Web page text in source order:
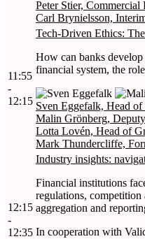
Peter Stier,
Carl Brynielsson,
11:55
-
12:15
Tech-Driven Ethics:
How can banks
financial system, the
Sven Eggefalk, Head
Malin Grönberg,
Lotta Lovén, Head of
Mark Thundercliffe,
12:15
-
12:35
Industry insights:
Financial institutions
regulations,
aggregation and
In cooperation with